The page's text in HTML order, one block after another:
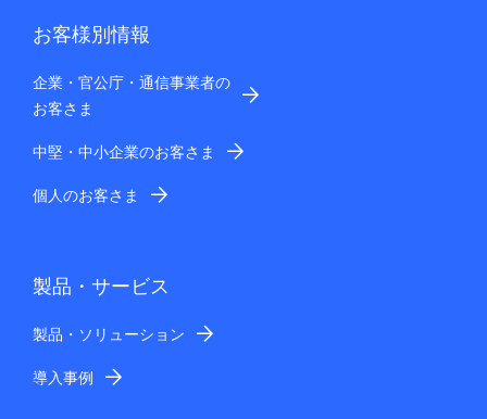
お客様別情報
企業・官公庁・通信事業者の
お客さま
中堅・中小企業のお客さま
個人のお客さま
製品・サービス
製品・ソリューション
導入事例